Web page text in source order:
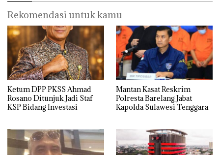
Rekomendasi untuk kamu
Ketum DPP PKSS Ahmad
Rosano Ditunjuk Jadi Staf
KSP Bidang Investasi
Mantan Kasat Reskrim
Polresta Barelang Jabat
Kapolda Sulawesi Tenggara